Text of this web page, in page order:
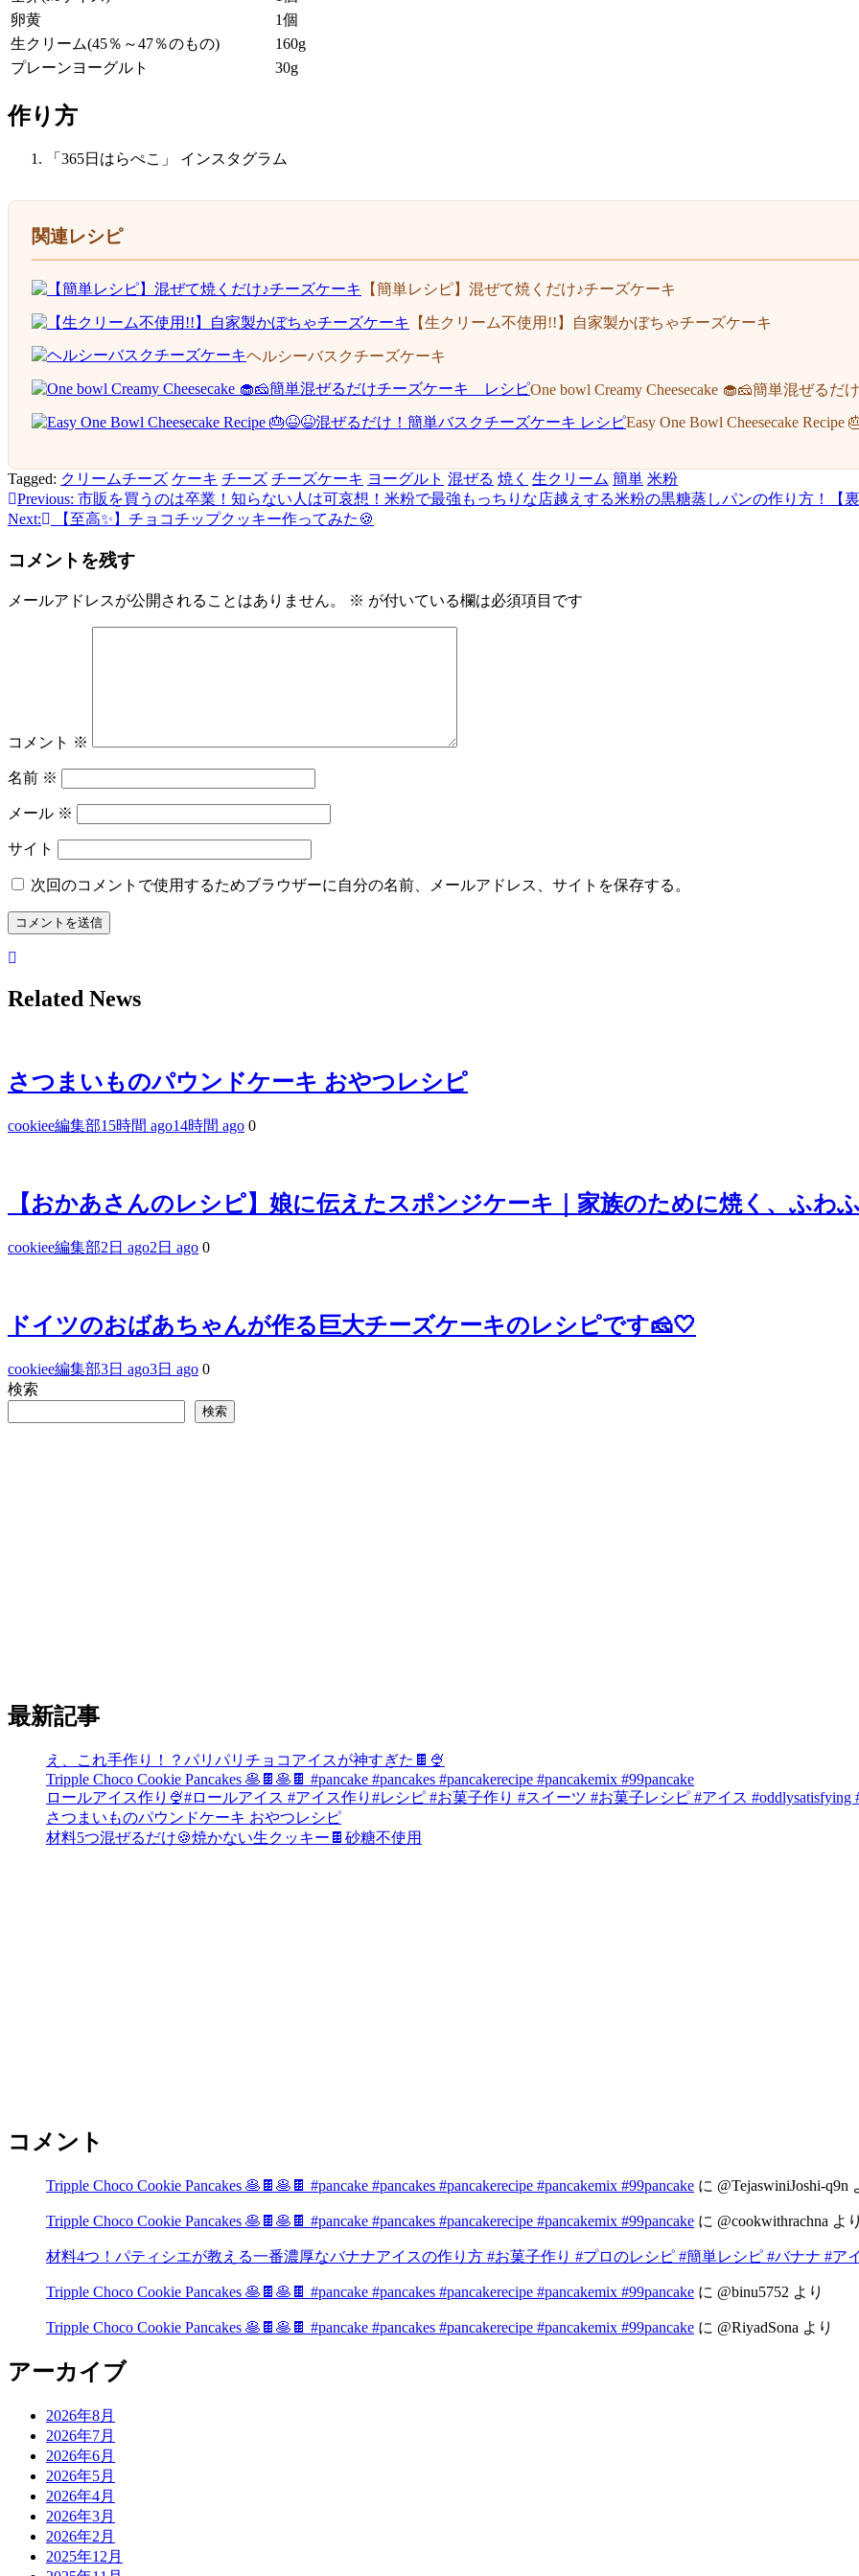
卵黄
1個
生クリーム(45％～47％のもの)
160g
プレーンヨーグルト
30g
作り方
「365日はらぺこ」 インスタグラム
関連レシピ
【簡単レシピ】混ぜて焼くだけ♪チーズケーキ
【生クリーム不使用!!】自家製かぼちゃチーズケーキ
ヘルシーバスクチーズケーキ
One bowl Creamy Cheesecake 🧁🧀簡単混ぜる
Easy One Bowl Cheesecake
Tagged: クリームチーズ ケーキ チーズ チーズケーキ ヨーグルト 混ぜる 焼く 生クリーム 簡単 米粉
投
ナ
ビ
ン
Previous: 市販を買うのは卒業！知らない人は可哀想！米粉で最強もっちりな店越えする米粉の黒糖蒸しパンの作り方！【裏
Next:
【至高✨】チョコチップクッキー作ってみた🍪
コメントを残す
メールアドレスが公開されることはありません。 ※ が付いている欄は必須項目です
コメント ※
名前 ※
メール ※
サイト
次回のコメントで使用するためブラウザーに自分の名前、メールアドレス、サイトを保存する。
Related News
さつまいものパウンドケーキ おやつレシピ
cookiee編集部15時間 ago14時間 ago 0
【おかあさんのレシピ】娘に伝えたスポンジケーキ｜家族のために焼く、ふわ
cookiee編集部2日 ago2日 ago 0
ドイツのおばあちゃんが作る巨大チーズケーキのレシピです🧀🤍
cookiee編集部3日 ago3日 ago 0
検索
検索
最新記事
え、これ手作り！？パリパリチョコアイスが神すぎた🍫🍨
Tripple Choco Cookie Pancakes 🥞🍫🥞🍫 #pancake #pancakes #pancakerecipe #pancakemix #99pancake
ロールアイス作り🍨#ロールアイス #アイス作り#レシピ #お菓子作り #スイーツ #お菓子レシピ #アイス #oddlysatisfying
さつまいものパウンドケーキ おやつレシピ
材料5つ混ぜるだけ🍪焼かない生クッキー🍫砂糖不使用
コメント
Tripple Choco Cookie Pancakes 🥞🍫🥞🍫 #pancake #pancakes #pancakerecipe #pancakemix #99pancake に @TejaswiniJoshi-q9n
Tripple Choco Cookie Pancakes 🥞🍫🥞🍫 #pancake #pancakes #pancakerecipe #pancakemix #99pancake に @cookwithrachna より
材料4つ！パティシエが教える一番濃厚なバナナアイスの作り方 #お菓子作り #プロのレシピ #簡単レシピ #バナナ #ア
Tripple Choco Cookie Pancakes 🥞🍫🥞🍫 #pancake #pancakes #pancakerecipe #pancakemix #99pancake に @binu5752 より
Tripple Choco Cookie Pancakes 🥞🍫🥞🍫 #pancake #pancakes #pancakerecipe #pancakemix #99pancake に @RiyadSona より
アーカイブ
2026年8月
2026年7月
2026年6月
2026年5月
2026年4月
2026年3月
2026年2月
2025年12月